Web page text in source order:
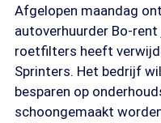
Afgelopen maandag
autoverhuurder Bo-
roetfilters heeft
Sprinters. Het bedrijf
besparen op
schoongemaakt